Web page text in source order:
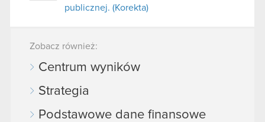
publicznej. (Korekta)
Zobacz również:
Centrum wyników
Strategia
Podstawowe dane finansowe